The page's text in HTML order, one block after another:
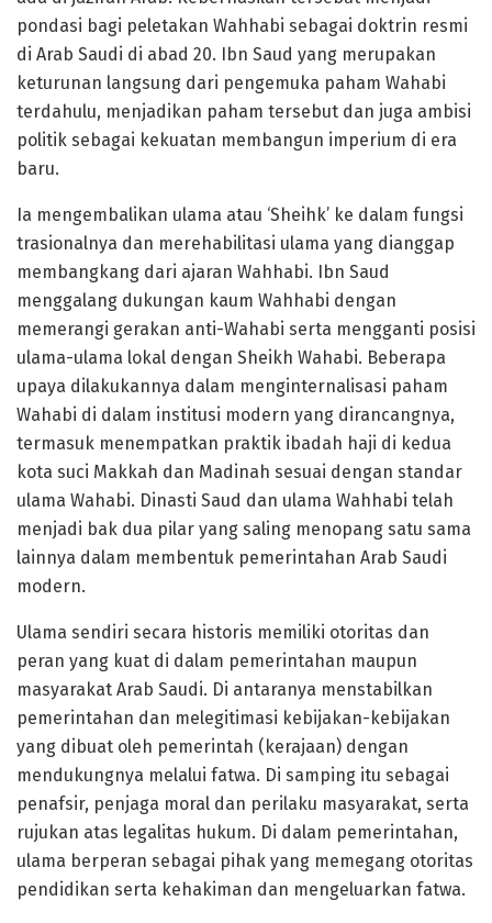
pondasi bagi peletakan Wahhabi sebagai doktrin resmi
di Arab Saudi di abad 20. Ibn Saud yang merupakan
keturunan langsung dari pengemuka paham Wahabi
terdahulu, menjadikan paham tersebut dan juga ambisi
politik sebagai kekuatan membangun imperium di era
baru.
Ia mengembalikan ulama atau ‘Sheihk’ ke dalam fungsi
trasionalnya dan merehabilitasi ulama yang dianggap
membangkang dari ajaran Wahhabi. Ibn Saud
menggalang dukungan kaum Wahhabi dengan
memerangi gerakan anti-Wahabi serta mengganti posisi
ulama-ulama lokal dengan Sheikh Wahabi. Beberapa
upaya dilakukannya dalam menginternalisasi paham
Wahabi di dalam institusi modern yang dirancangnya,
termasuk menempatkan praktik ibadah haji di kedua
kota suci Makkah dan Madinah sesuai dengan standar
ulama Wahabi. Dinasti Saud dan ulama Wahhabi telah
menjadi bak dua pilar yang saling menopang satu sama
lainnya dalam membentuk pemerintahan Arab Saudi
modern.
Ulama sendiri secara historis memiliki otoritas dan
peran yang kuat di dalam pemerintahan maupun
masyarakat Arab Saudi. Di antaranya menstabilkan
pemerintahan dan melegitimasi kebijakan-kebijakan
yang dibuat oleh pemerintah (kerajaan) dengan
mendukungnya melalui fatwa. Di samping itu sebagai
penafsir, penjaga moral dan perilaku masyarakat, serta
rujukan atas legalitas hukum. Di dalam pemerintahan,
ulama berperan sebagai pihak yang memegang otoritas
pendidikan serta kehakiman dan mengeluarkan fatwa.